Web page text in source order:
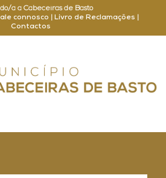
a a Cabeceiras de Basto
connosco Livro de Reclamações
Contactos